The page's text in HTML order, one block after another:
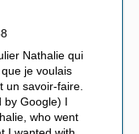
Nathalie qui
je voulais
un savoir-faire.
by Google) I
who went